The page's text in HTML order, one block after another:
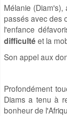
Mélanie
passés avec des
l'enfance
difficulté et la
Son appel aux
Profondément
Diams a tenu à
bonheur de